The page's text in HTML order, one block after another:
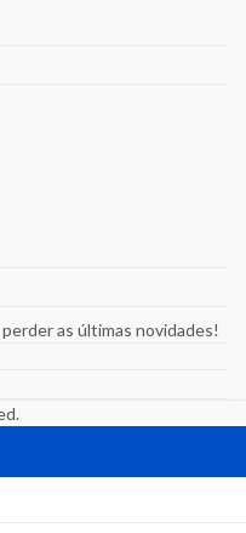
as últimas novidades!